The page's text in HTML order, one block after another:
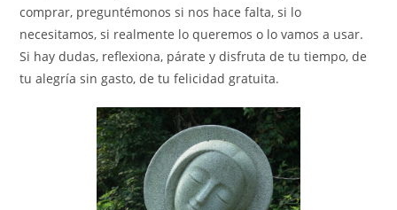
comprar, preguntémonos si nos hace falta, si lo
necesitamos, si realmente lo queremos o lo vamos a usar.
Si hay dudas, reflexiona, párate y disfruta de tu tiempo, de
tu alegría sin gasto, de tu felicidad gratuita.